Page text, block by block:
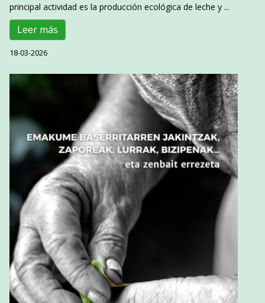
principal actividad es la producción ecológica de leche y ...
Leer más
18-03-2026